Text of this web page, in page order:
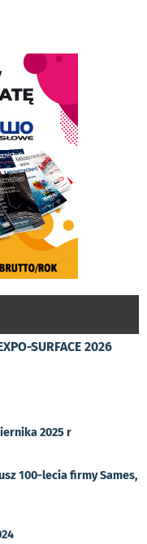
SURFACE 2026
2025 r
100-lecia firmy Sames,